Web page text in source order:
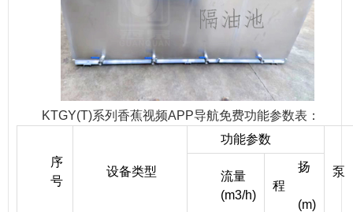
KTGY(T)系列香蕉视频APP导航免费功能参数表：
序
号
设备类型
功能参数
泵
流量
(m3/h)
扬
程
(m)